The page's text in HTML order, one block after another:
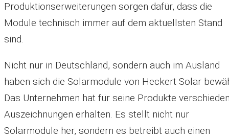
Produktionserweiterungen sorgen dafür, dass die
Module technisch immer auf dem aktuellsten Stand
sind.
Nicht nur in Deutschland, sondern auch im Ausland
haben sich die Solarmodule von Heckert Solar
Das Unternehmen hat für seine Produkte
Auszeichnungen erhalten. Es stellt nicht nur
Solarmodule her, sondern es betreibt auch einen